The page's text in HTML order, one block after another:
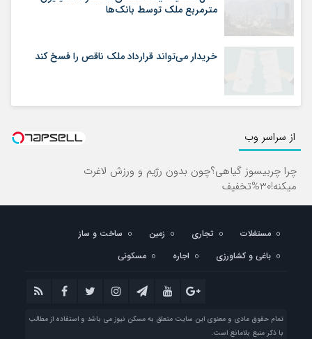
مترمربع ملک توسط بانک‌ها
خریدار می‌تواند قرارداد ملک ناقص را فسخ کند
از سراسر وب
چرا چربیسوز گیاهی؟چون بدون رژیم و ورزش لاغرت
میکنه!30%تخفیف
مستغلات تجاری زمین
ساخت و ساز
باغی و کشاورزی
اجاره مسکونی
تمام حقوق مادی و معنوی این سایت متعلق به مسکن نیوز می باشد و استفاده از مطالب
با ذکر منبع بلامانع است.